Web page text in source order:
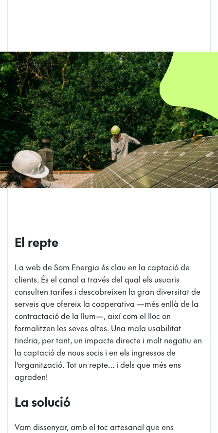
El repte
La web de Som Energia és clau en la captació de
clients. És el canal a través del qual els usuaris
consulten tarifes i descobreixen la gran diversitat de
serveis que ofereix la cooperativa —més enllà de la
contractació de la llum—, així com el lloc on
formalitzen les seves altes. Una mala usabilitat
tindria, per tant, un impacte directe i molt negatiu en
la captació de nous socis i en els ingressos de
l’organització. Tot un repte… i dels que més ens
agraden!
La solució
Vam dissenyar, amb el toc artesanal que ens